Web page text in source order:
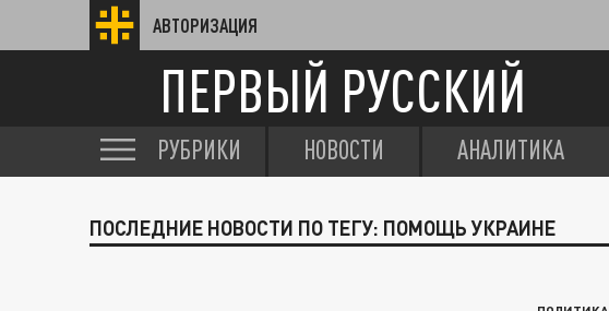
АВТОРИЗАЦИЯ
ПЕРВЫЙ РУССКИЙ
РУБРИКИ НОВОСТИ АНАЛИТИКА
ПОСЛЕДНИЕ НОВОСТИ ПО ТЕГУ: ПОМОЩЬ УКРАИНЕ